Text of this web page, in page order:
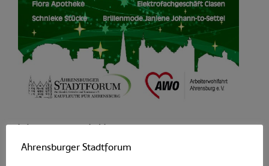
Mehr lesen...
Ahrensburger Stadtforum